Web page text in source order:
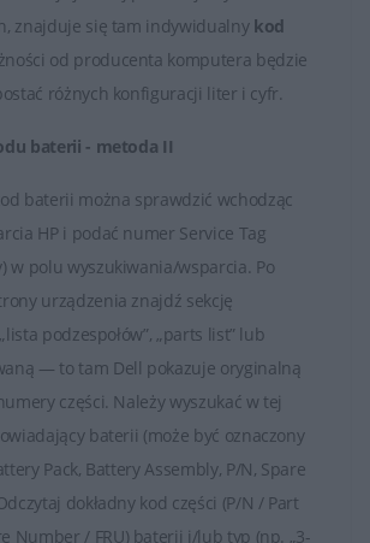
elementami zapewniającymi
od stałego źródła zasilania dla
marki HP. Ważne jest
i pielęgnacja baterii, aby
znajduje się tam indywidualny kod
od producenta komputera będzie
różnych konfiguracji liter i cyfr.
baterii - metoda II
baterii można sprawdzić wchodząc
HP i podać numer Service Tag
w polu wyszukiwania/wsparcia. Po
urządzenia znajdź sekcję
podzespołów”, „parts list” lub
— to tam Dell pokazuje oryginalną
części. Należy wyszukać w tej
baterii (może być oznaczony
Pack, Battery Assembly, P/N, Spare
dokładny kod części (P/N / Part
Number / FRU) baterii i/lub typ (np. „3-